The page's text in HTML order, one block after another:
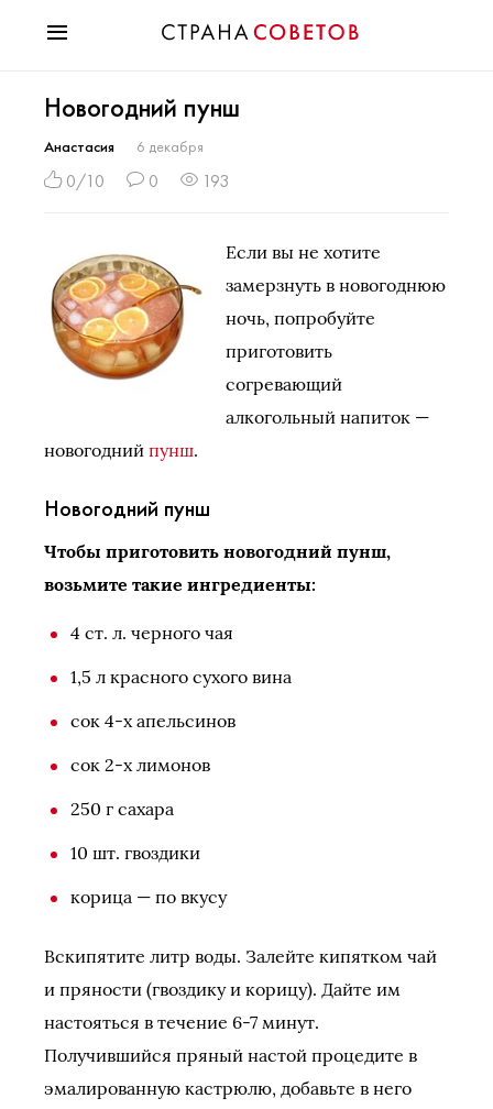
Мода
Звезды
Гороскопы
Хобби
Разное
Праздники
Новогодний пунш
Анастасия 6 декабря
0/10 0 193
Если вы не хотите
замерзнуть в новогоднюю
ночь, попробуйте
приготовить
согревающий
алкогольный напиток —
новогодний пунш.
Новогодний пунш
Чтобы приготовить новогодний пунш,
возьмите такие ингредиенты:
4 ст. л. черного чая
1,5 л красного сухого вина
сок 4-х апельсинов
сок 2-х лимонов
250 г сахара
10 шт. гвоздики
корица — по вкусу
Вскипятите литр воды. Залейте кипятком чай
и пряности (гвоздику и корицу). Дайте им
настояться в течение 6-7 минут.
Получившийся пряный настой процедите в
эмалированную кастрюлю, добавьте в него